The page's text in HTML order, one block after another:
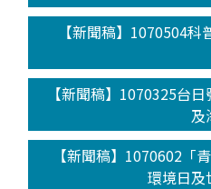
【新聞稿】1070504
【新聞稿】1070325台
及
【新聞稿】1070602「
環境日及